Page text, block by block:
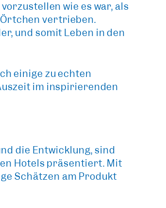
wie es war, als
vertrieben.
und somit Leben in den
einige zu echten
im inspirierenden
die Entwicklung, sind
Hotels präsentiert. Mit
Schätzen am Produkt